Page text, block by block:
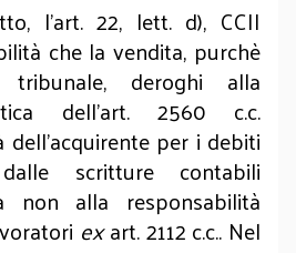
l’art. 22, lett. d), CCII
che la vendita, purchè
tribunale, deroghi alla
dell’art. 2560 c.c.
per i debiti
scritture contabili
non alla responsabilità
exart. 2112 c.c.. Nel